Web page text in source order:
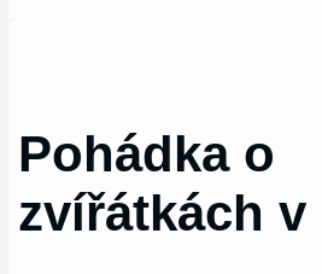
Pohádka o
zvířátkách v